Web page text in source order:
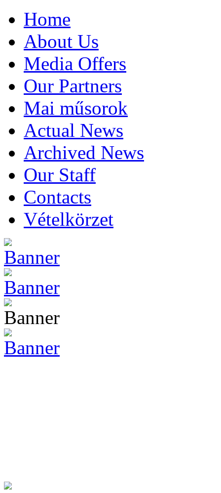
Home
About Us
Media Offers
Our Partners
Mai műsorok
Actual News
Archived News
Our Staff
Contacts
Vételkörzet